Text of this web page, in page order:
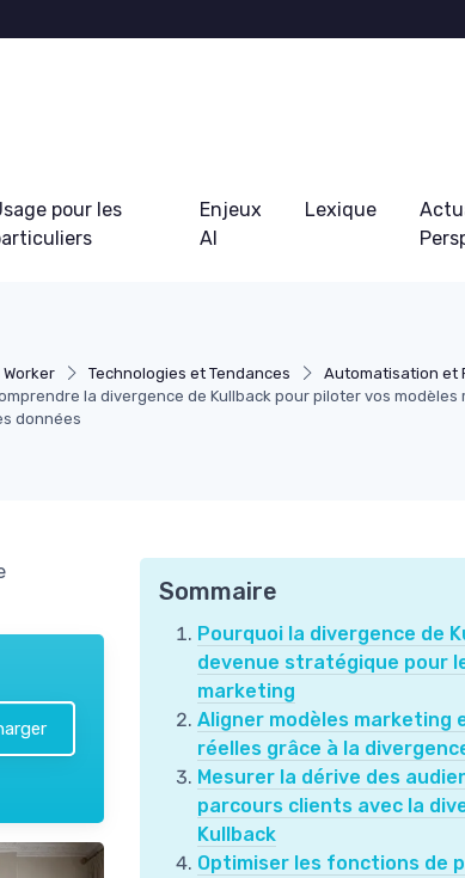
pour les
Enjeux
AI
Lexique
Technologies et Tendances
Automatisation et
la divergence de Kullback pour piloter vos
données
Sommaire
Pourquoi la divergence de
devenue stratégique pour
marketing
Aligner modèles marketing
réelles grâce à la
Mesurer la dérive des
parcours clients avec la
Kullback
Optimiser les fonctions de